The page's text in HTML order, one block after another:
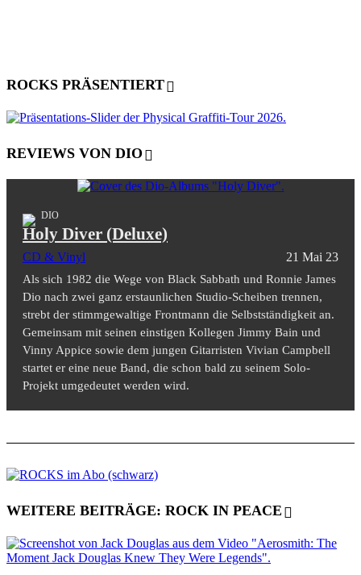
ROCKS PRÄSENTIERT
REVIEWS VON DIO
DIO
Holy Diver (Deluxe)
CD & Vinyl 21 Mai 23
Als sich 1982 die Wege von Black Sabbath und Ronnie James
Dio nach zwei ganz erstaunlichen Studio-Scheiben trennen,
strebt der stimmgewaltige Frontmann die Selbstständigkeit an.
Gemeinsam mit seinen einstigen Kollegen Jimmy Bain und
Vinny Appice sowie dem jungen Gitarristen Vivian Campbell
startet er eine neue Band, die schon bald zu seinem Solo-
Projekt umgedeutet werden wird.
WEITERE BEITRÄGE: ROCK IN PEACE